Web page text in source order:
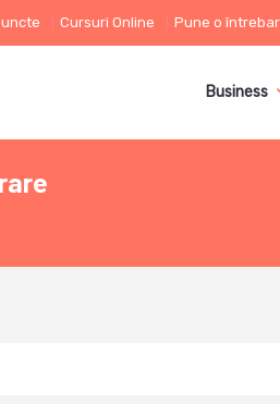
Cursuri Online Pune o
Business